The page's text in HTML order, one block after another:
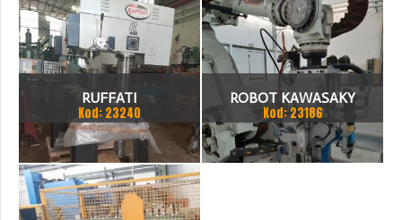
RUFFATI
Kod: 23240
ROBOT KAWASAKY
Kod: 23186